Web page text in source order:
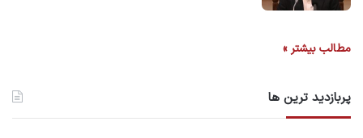
مطالب بیشتر »
پربازدید ترین ها